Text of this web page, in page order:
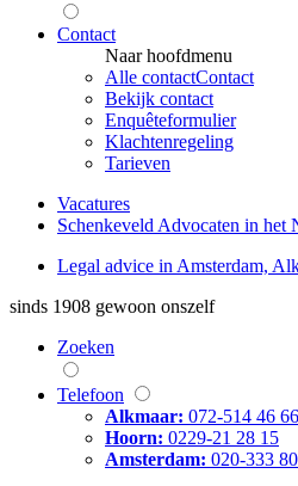
Contact
Naar hoofdmenu
Alle contactContact
Bekijk contact
Enquêteformulier
Klachtenregeling
Tarieven
Vacatures
Schenkeveld Advocaten in het
Legal advice in Amsterdam,
sinds 1908 gewoon onszelf
Zoeken
Telefoon
Alkmaar: 072-514 46 66
Hoorn: 0229-21 28 15
Amsterdam: 020-333